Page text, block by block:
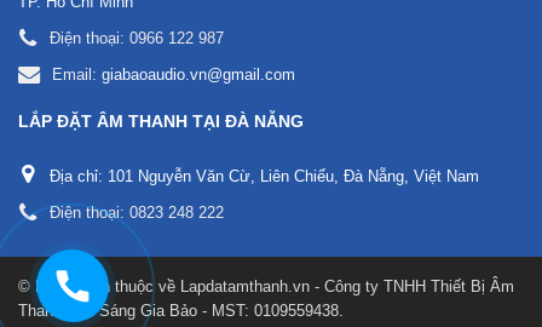
Điện thoại: 0966 122 987
Email: giabaoaudio.vn@gmail.com
LẮP ĐẶT ÂM THANH TẠI ĐÀ NẴNG
Địa chỉ: 101 Nguyễn Văn Cừ, Liên Chiểu, Đà Nẵng, Việt Nam
Điện thoại: 0823 248 222
© Bản quyền thuộc về Lapdatamthanh.vn - Công ty TNHH Thiết Bị Âm
Thanh Ánh Sáng Gia Bảo - MST: 0109559438.